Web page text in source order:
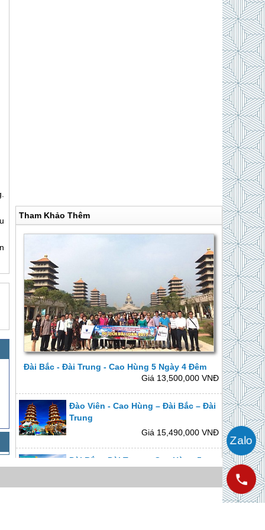
Tham Khảo Thêm
Đài Bắc - Đài Trung - Cao Hùng 5 Ngày 4 Đêm
Giá 13,500,000 VNĐ
Đào Viên - Cao Hùng – Đài Bắc – Đài
Trung
Giá 15,490,000 VNĐ
Đài Bắc - Đài Trung - Cao Hùng 5
Giá 11,900,000 VNĐ